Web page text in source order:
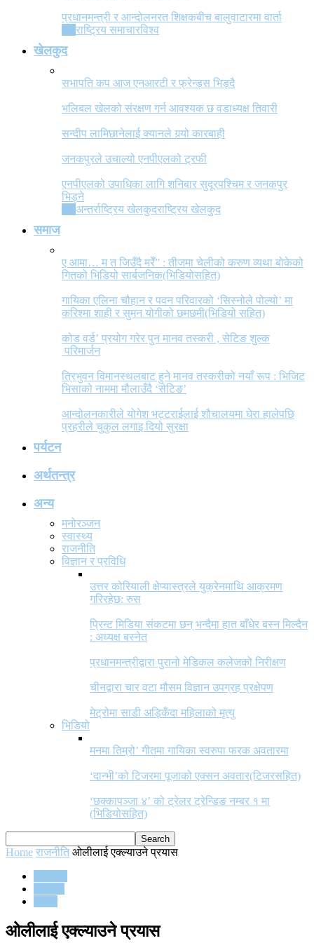
प्रधानमन्त्री र आन्दोलनरत शिक्षकबीच बालुवाटारमा वार्ता
राष्ट्रिय समाचारविश्व
खेलकुद
सभापति कप आज एनआरटी र फ्रेन्ड्स भिड्दै
भलिबल खेलको संरक्षण गर्न आवश्यक छ वडाध्यक्ष तिवारी
सन्दीप लामिछानेलाई क्यानले गर्‍यो कारबाही
जनकपुरले उचाल्यो एनपीएलको ट्रफी
एनपीएलको उपाधिका लागि शनिबार सुदूरपश्चिम र जनकपुर
भिड्ने
अन्तर्राष्ट्रिय खेलकुदराष्ट्रिय खेलकुद
समाज
ए आमा… म त जिउँदै मरेँ” : तीजमा चेलीको करुण व्यथा बोकेको
गितको भिडियो सार्बजनिक(भिडियोसहित)
गायिका एलिना चौहान र पवन परिवारको ‘सिस्नोले पोल्यो’ मा
करिश्मा शाही र सुमन योगीको छमछमी(भिडियो सहित)
कोड वर्ड’ प्रयोग गरेर पुन मानव तस्करी , सेटिङ शुल्क
परिमार्जन
त्रिभुवन विमानस्थलबाट हुने मानव तस्करीको नयाँ रूप : भिजिट
भिसाको नाममा मौलाउँदै ‘सेटिङ’
आन्दोलनकारीले योगेश भट्टराईलाई शौचालयमा घेरा हालेपछि
प्रहरीले चुकुल लगाइ दियो सुरक्षा
पर्यटन
अर्थतन्त्र
अन्य
मनोरञ्जन
स्वास्थ्य
राजनीति
विज्ञान र प्रविधि
उत्तर कोरियाली क्षेप्यास्त्रले युक्रेनमाथि आक्रमण
गरिरहेछ: रुस
प्रिन्ट मिडिया संकटमा छन् भन्दैमा हात बाँधेर बस्न मिल्दैन
: अध्यक्ष बस्नेत
प्रधानमन्त्रीद्वारा पुरानो मेडिकल कलेजको निरीक्षण
चीनद्वारा चार वटा मौसम विज्ञान उपग्रह प्रक्षेपण
मेट्रोमा साडी अड्किँदा महिलाको मृत्यु
भिडियो
मनमा तिम्रो’ गीतमा गायिका स्वरुपा फरक अवतारमा
‘दान्भी’को टिजरमा पूजाको एक्सन अवतार(टिजरसहित)
‘छक्कापञ्जा ४’ को ट्रेलर ट्रेन्डिङ नम्बर १ मा
(भिडियोसहित)
Home राजनीति ओलीलाई एक्ल्याउने प्रयास
ओलीलाई एक्ल्याउने प्रयास